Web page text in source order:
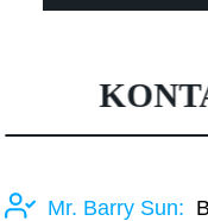
Mr. Barry Sun: